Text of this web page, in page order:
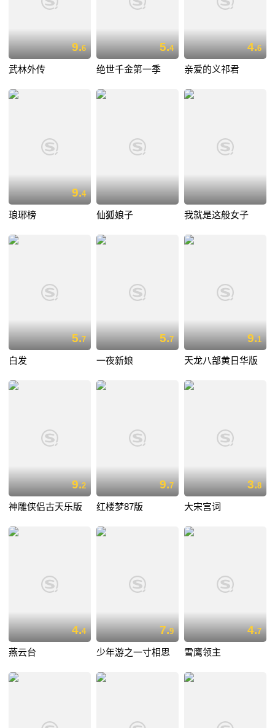
9.6
武林外传
5.4
绝世千金第一季
4.6
亲爱的义祁君
9.4
琅琊榜 仙狐娘子 我就是这般女子
5.7
白发
5.7
一夜新娘
9.1
天龙八部黄日华版
9.2
神雕侠侣古天乐版
9.7
红楼梦87版
3.8
大宋宫词
4.4
燕云台
7.9
少年游之一寸相思
4.7
雪鹰领主